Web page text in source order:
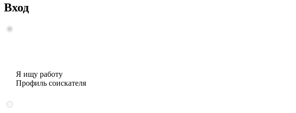
Вход
Я ищу работу
Профиль соискателя